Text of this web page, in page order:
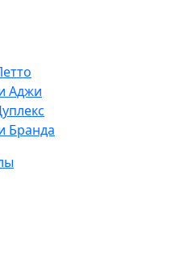
Аджи
Бранда